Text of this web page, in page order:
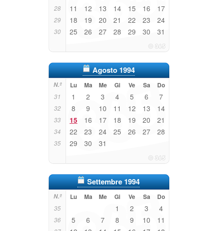
28 11 12 13 14 15 16 17
29 18 19 20 21 22 23 24
30 25 26 27 28 29 30 31
Agosto 1994
N.º Lu Ma Me Gi Ve Sa Do
31 1 2 3 4 5 6 7
32 8 9 10 11 12 13 14
33 15 16 17 18 19 20 21
34 22 23 24 25 26 27 28
35 29 30 31
Settembre 1994
N.º Lu Ma Me Gi Ve Sa Do
35 1 2 3 4
36 5 6 7 8 9 10 11